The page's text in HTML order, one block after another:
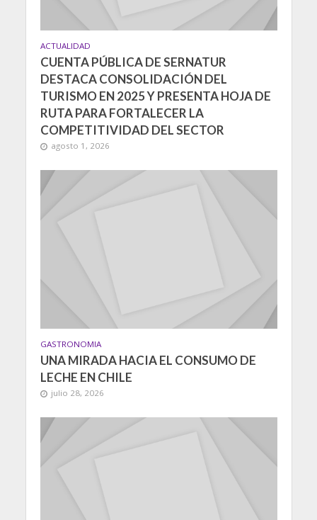
ACTUALIDAD
CUENTA PÚBLICA DE SERNATUR
DESTACA CONSOLIDACIÓN DEL
TURISMO EN 2025 Y PRESENTA HOJA DE
RUTA PARA FORTALECER LA
COMPETITIVIDAD DEL SECTOR
agosto 1, 2026
GASTRONOMIA
UNA MIRADA HACIA EL CONSUMO DE
LECHE EN CHILE
julio 28, 2026